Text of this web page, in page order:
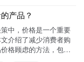
产品？
中，价格是一个重要
介绍了减少消费者购
格顾虑的方法，包括